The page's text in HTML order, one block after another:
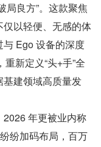
局良方”。这款聚焦
以轻便、无感的体
Ego 设备的深度
新定义“头+手”全
建领域高质量发
年更被业内称
纷加码布局，百万